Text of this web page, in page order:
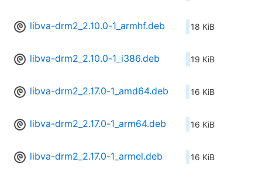
libva-drm2_2.10.0-1_armhf.deb 18 KiB
libva-drm2_2.10.0-1_i386.deb 19 KiB
libva-drm2_2.17.0-1_amd64.deb 16 KiB
libva-drm2_2.17.0-1_arm64.deb 16 KiB
libva-drm2_2.17.0-1_armel.deb 16 KiB